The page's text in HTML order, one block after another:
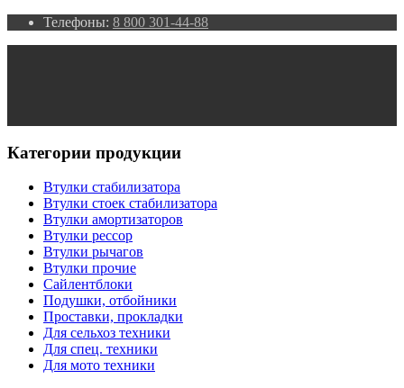
Телефоны: 8 800 301-44-88
Категории продукции
Втулки стабилизатора
Втулки стоек стабилизатора
Втулки амортизаторов
Втулки рессор
Втулки рычагов
Втулки прочие
Сайлентблоки
Подушки, отбойники
Проставки, прокладки
Для сельхоз техники
Для спец. техники
Для мото техники